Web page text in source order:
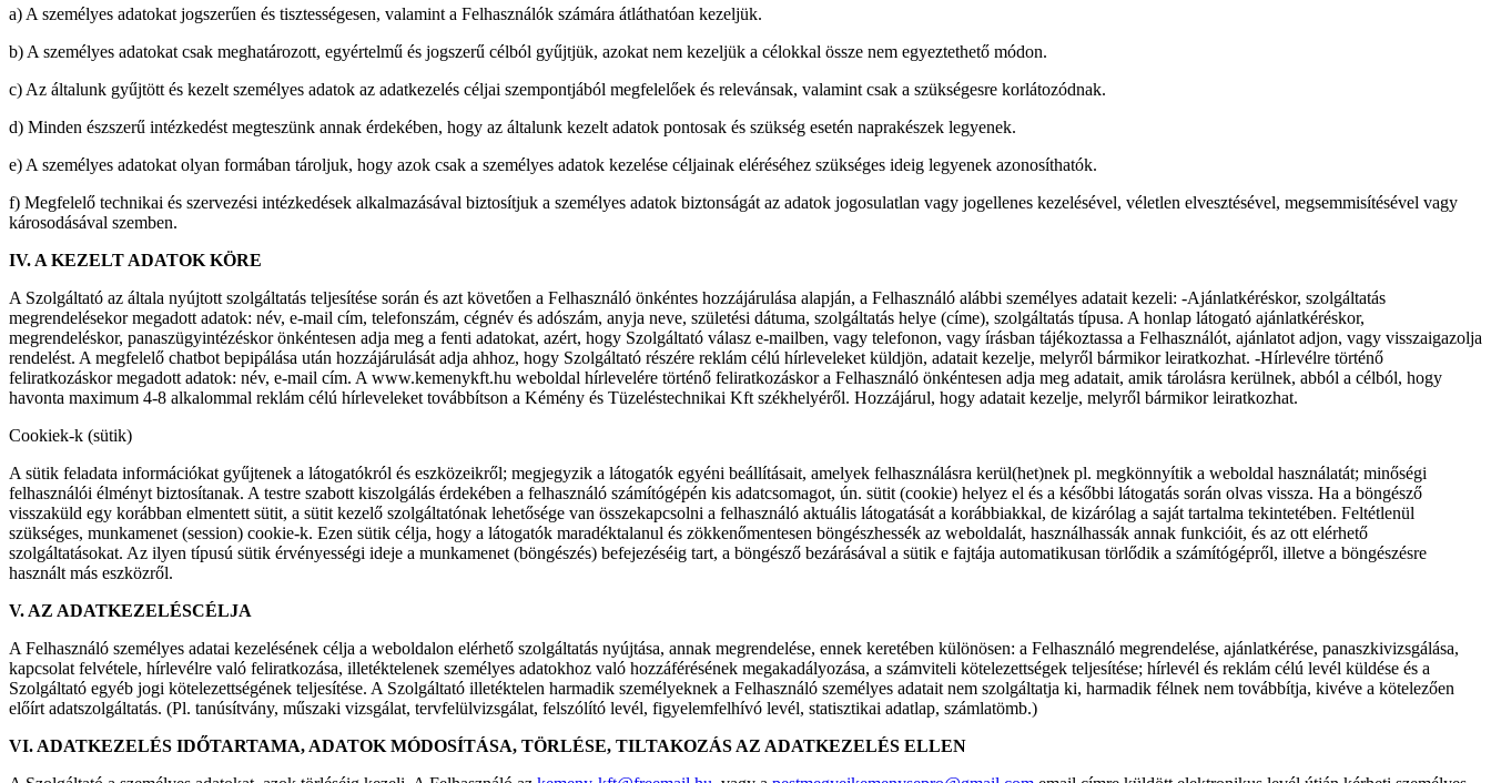
a) A személyes adatokat jogszerűen és tisztességesen, valamint a Felhasználók számára átláthatóan kezeljük.
b) A személyes adatokat csak meghatározott, egyértelmű és jogszerű célból gyűjtjük, azokat nem kezeljük a célokkal össze nem egyeztethető módon.
c) Az általunk gyűjtött és kezelt személyes adatok az adatkezelés céljai szempontjából megfelelőek és relevánsak, valamint csak a szükségesre korlátozódnak.
d) Minden észszerű intézkedést megteszünk annak érdekében, hogy az általunk kezelt adatok pontosak és szükség esetén naprakészek legyenek.
e) A személyes adatokat olyan formában tároljuk, hogy azok csak a személyes adatok kezelése céljainak eléréséhez szükséges ideig legyenek azonosíthatók.
f) Megfelelő technikai és szervezési intézkedések alkalmazásával biztosítjuk a személyes adatok biztonságát az adatok jogosulatlan vagy jogellenes kezelésével, véletlen elvesztésével, megsemmisítésével vagy
károsodásával szemben.
IV. A KEZELT ADATOK KÖRE
A Szolgáltató az általa nyújtott szolgáltatás teljesítése során és azt követően a Felhasználó önkéntes hozzájárulása alapján, a Felhasználó alábbi személyes adatait kezeli: -Ajánlatkéréskor, szolgáltatás
megrendelésekor megadott adatok: név, e-mail cím, telefonszám, cégnév és adószám, anyja neve, születési dátuma, szolgáltatás helye (címe), szolgáltatás típusa. A honlap látogató ajánlatkéréskor,
megrendeléskor, panaszügyintézéskor önkéntesen adja meg a fenti adatokat, azért, hogy Szolgáltató válasz e-mailben, vagy telefonon, vagy írásban tájékoztassa a Felhasználót, ajánlatot adjon, vagy visszaigazolja
rendelést. A megfelelő chatbot bepipálása után hozzájárulását adja ahhoz, hogy Szolgáltató részére reklám célú hírleveleket küldjön, adatait kezelje, melyről bármikor leiratkozhat. -Hírlevélre történő
feliratkozáskor megadott adatok: név, e-mail cím. A www.kemenykft.hu weboldal hírlevelére történő feliratkozáskor a Felhasználó önkéntesen adja meg adatait, amik tárolásra kerülnek, abból a célból, hogy
havonta maximum 4-8 alkalommal reklám célú hírleveleket továbbítson a Kémény és Tüzeléstechnikai Kft székhelyéről. Hozzájárul, hogy adatait kezelje, melyről bármikor leiratkozhat.
Cookiek-k (sütik)
A sütik feladata információkat gyűjtenek a látogatókról és eszközeikről; megjegyzik a látogatók egyéni beállításait, amelyek felhasználásra kerül(het)nek pl. megkönnyítik a weboldal használatát; minőségi
felhasználói élményt biztosítanak. A testre szabott kiszolgálás érdekében a felhasználó számítógépén kis adatcsomagot, ún. sütit (cookie) helyez el és a későbbi látogatás során olvas vissza. Ha a böngésző
visszaküld egy korábban elmentett sütit, a sütit kezelő szolgáltatónak lehetősége van összekapcsolni a felhasználó aktuális látogatását a korábbiakkal, de kizárólag a saját tartalma tekintetében. Feltétlenül
szükséges, munkamenet (session) cookie-k. Ezen sütik célja, hogy a látogatók maradéktalanul és zökkenőmentesen böngészhessék az weboldalát, használhassák annak funkcióit, és az ott elérhető
szolgáltatásokat. Az ilyen típusú sütik érvényességi ideje a munkamenet (böngészés) befejezéséig tart, a böngésző bezárásával a sütik e fajtája automatikusan törlődik a számítógépről, illetve a böngészésre
használt más eszközről.
V. AZ ADATKEZELÉSCÉLJA
A Felhasználó személyes adatai kezelésének célja a weboldalon elérhető szolgáltatás nyújtása, annak megrendelése, ennek keretében különösen: a Felhasználó megrendelése, ajánlatkérése, panaszkivizsgálása,
kapcsolat felvétele, hírlevélre való feliratkozása, illetéktelenek személyes adatokhoz való hozzáférésének megakadályozása, a számviteli kötelezettségek teljesítése; hírlevél és reklám célú levél küldése és a
Szolgáltató egyéb jogi kötelezettségének teljesítése. A Szolgáltató illetéktelen harmadik személyeknek a Felhasználó személyes adatait nem szolgáltatja ki, harmadik félnek nem továbbítja, kivéve a kötelezően
előírt adatszolgáltatás. (Pl. tanúsítvány, műszaki vizsgálat, tervfelülvizsgálat, felszólító levél, figyelemfelhívó levél, statisztikai adatlap, számlatömb.)
VI. ADATKEZELÉS IDŐTARTAMA, ADATOK MÓDOSÍTÁSA, TÖRLÉSE, TILTAKOZÁS AZ ADATKEZELÉS ELLEN